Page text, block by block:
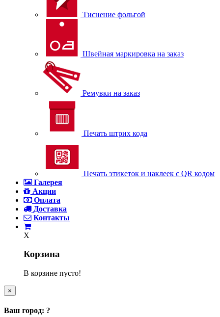
Тиснение фольгой
Швейная маркировка на заказ
Ремувки на заказ
Печать штрих кода
Печать этикеток и наклеек с QR кодом
Галерея
Акции
Оплата
Доставка
Контакты
X
Корзина
В корзине пусто!
×
Ваш город: ?